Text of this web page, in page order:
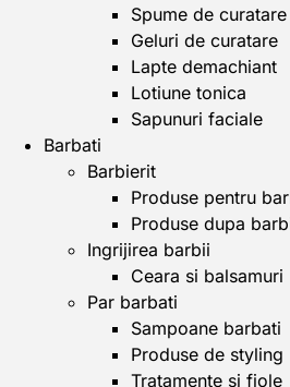
Spume de curatare
Geluri de curatare
Lapte demachiant
Lotiune tonica
Sapunuri faciale
Barbati
Barbierit
Produse pentru
Produse dupa
Ingrijirea barbii
Ceara si balsamuri
Par barbati
Sampoane barbati
Produse de styling
Tratamente si fiole